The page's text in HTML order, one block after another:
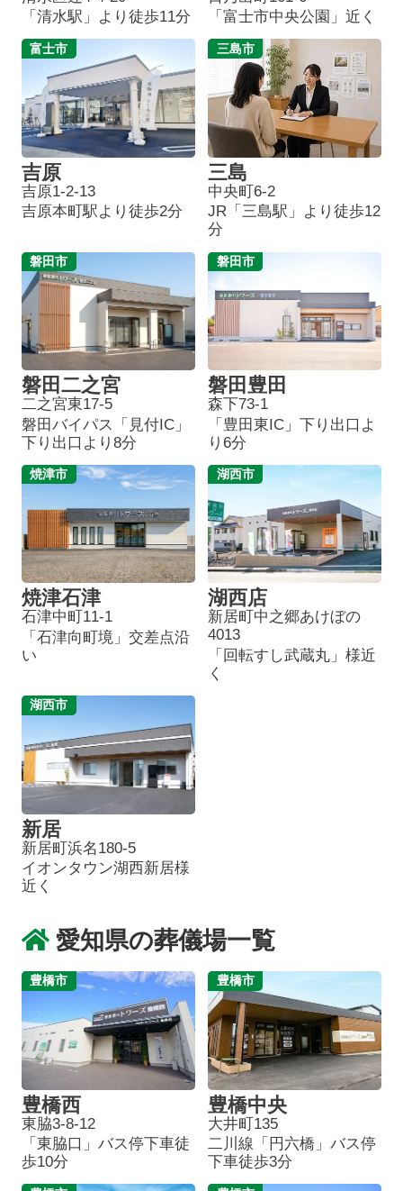
「清水駅」より徒歩11分
「富士市中央公園」近く
富士市
吉原
吉原1-2-13
吉原本町駅より徒歩2分
三島市
三島
中央町6-2
JR「三島駅」より徒歩12
分
磐田市
磐田二之宮
二之宮東17-5
磐田バイパス「見付IC」
下り出口より8分
磐田市
磐田豊田
森下73-1
「豊田東IC」下り出口よ
り6分
焼津市
焼津石津
石津中町11-1
「石津向町境」交差点沿
い
湖西市
湖西店
新居町中之郷あけぼの
4013
「回転すし武蔵丸」様近
く
湖西市
新居
新居町浜名180-5
イオンタウン湖西新居様
近く
愛知県の葬儀場一覧
豊橋市
豊橋西
東脇3-8-12
「東脇口」バス停下車徒
歩10分
豊橋市
豊橋中央
大井町135
二川線「円六橋」バス停
下車徒歩3分